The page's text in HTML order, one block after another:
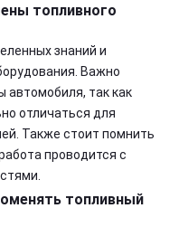
топливного
знаний и
Важно
автомобиля, так как
отличаться для
Также стоит помнить
проводится с
топливный